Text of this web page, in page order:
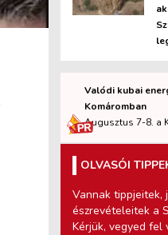
Valódi kubai
Komáromban
Augusztus 7-8. a
OLVASÓI
Vannak tippjeitek,
észrevételeitek a
Kérjük, vegyed fel